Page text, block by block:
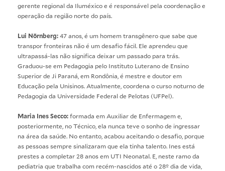
gerente regional da Iluméxico e é responsável pela coordenação e
operação da região norte do país.
Lui Nörnberg:47 anos, é um homem transgênero que sabe que
transpor fronteiras não é um desafio fácil. Ele aprendeu que
ultrapassá-las não significa deixar um passado para trás.
Graduou-se em Pedagogia pelo Instituto Luterano de Ensino
Superior de Ji Paraná, em Rondônia, é mestre e doutor em
Educação pela Unisinos. Atualmente, coordena o curso noturno de
Pedagogia da Universidade Federal de Pelotas (UFPel).
Maria Ines Secco:formada em Auxiliar de Enfermagem e,
posteriormente, no Técnico, ela nunca teve o sonho de ingressar
na área da saúde. No entanto, acabou aceitando o desafio, porque
as pessoas sempre sinalizaram que ela tinha talento. Ines está
prestes a completar 28 anos em UTI Neonatal. E, neste ramo da
pediatria que trabalha com recém-nascidos até o 28º dia de vida,